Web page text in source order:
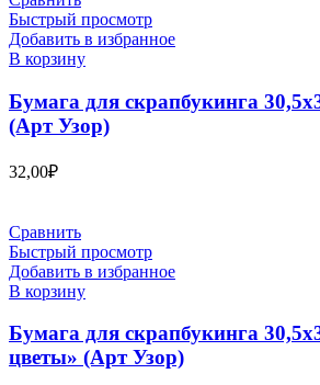
Быстрый просмотр
Добавить в избранное
В корзину
Бумага для скрапбукинга
(Арт Узор)
32,00₽
Сравнить
Быстрый просмотр
Добавить в избранное
В корзину
Бумага для скрапбукинга
цветы» (Арт Узор)